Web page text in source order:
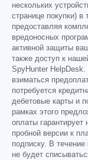
нескольких
странице покупки) в
предоставляя
вредоносных
активной защиты
также доступ к
SpyHunter HelpDesk.
взиматься
потребуется
дебетовые карты и
рамках этого
оплаты
пробной версии к
подписку. В
не будет